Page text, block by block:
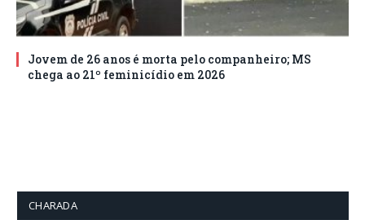
Jovem de 26 anos é morta pelo companheiro; MS
chega ao 21º feminicídio em 2026
CHARADA